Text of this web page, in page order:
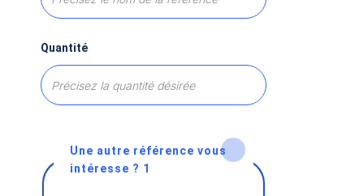
Quantité
Une autre référence vous
intéresse ? 1